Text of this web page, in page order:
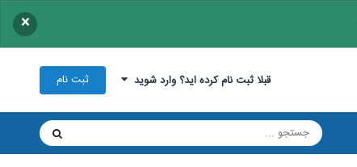
×
قبلا ثبت نام کرده اید؟ وارد شوید ثبت نام